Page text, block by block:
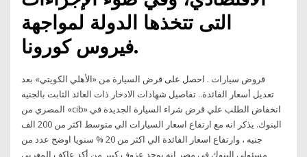
التى تتخذها الدولة لمواجهة
فيروس كورونا.
قروض سيارات . احصل على قرض السيارة من «الأهلي الكويتي» بعد
تعديل أسعار الفائدة.. تفاصيل شهادات الادخار ذات العائد الثابت بالجنيه
المصري من «cib» انخفاض الطلب علي قرض شراء السيارة الجديدة في
البنوك. يذكر انه مع ارتفاع اسعار السيارات الي متوسط اكثر من 200 الف
جنيه ، وارتفاع اسعار الفائدة الي اكثر من 20 % سنويا اوضح عدد من
مسئولي البنوك في مصر انه يوجد عزوف كبير من أكد عاكف المغربي